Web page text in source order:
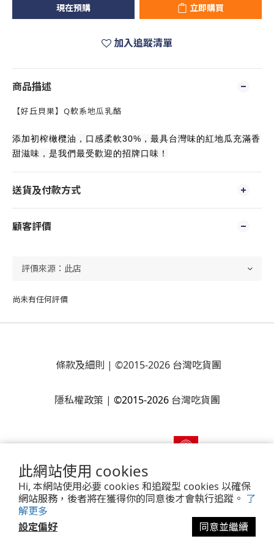
此網站使用 cookies
Hi, 本網站使用必要 cookies 和追蹤型 cookies 以確保
網站服務，後者將在獲得你的同意後才會執行追蹤。 了
解更多
設定偏好
同意並繼續
現在預購 立即購買
加入追蹤清單
商品描述
【好丘貝果】Q軟系地瓜乳酪
添加初榨橄欖油，口感柔軟30%，最具台灣味的紅地瓜充滿香
甜滋味，是我們最受歡迎的招牌口味！
送貨及付款方式
顧客評價
尚未有任何評價
立即購買
條款及細則 | ©2015-2026 台灣吃貨團
隱私權政策 | ©2015-2026台灣吃貨團